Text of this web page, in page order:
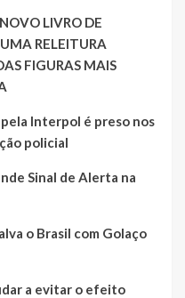
LIVRO DE
RELEITURA
FIGURAS MAIS
Interpol é preso nos
policial
Sinal de Alerta na
o Brasil com Golaço
a evitar o efeito